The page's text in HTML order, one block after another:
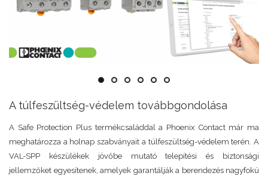
A túlfeszültség-védelem továbbgondolása
A Safe Protection Plus termékcsaláddal a Phoenix Contact már ma
meghatározza a holnap szabványait a túlfeszültség-védelem terén. A
VAL-SPP készülékek jövőbe mutató telepítési és biztonsági
jellemzőket egyesítenek, amelyek garantálják a berendezés nagyfokú